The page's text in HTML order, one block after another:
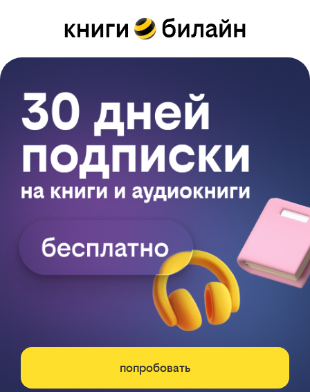
попробовать